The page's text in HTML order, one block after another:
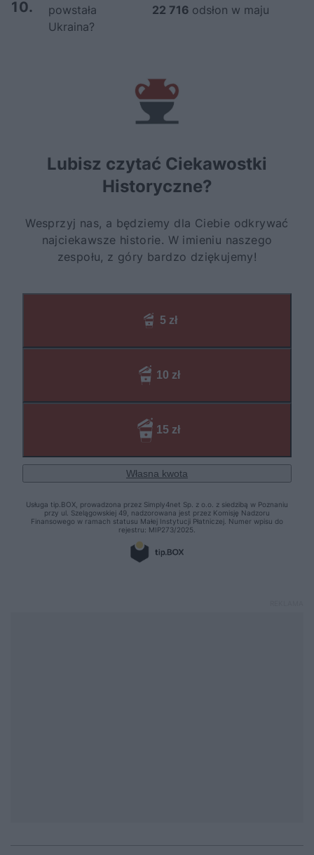
10.
powstała
Ukraina?
22 716 odsłon w maju